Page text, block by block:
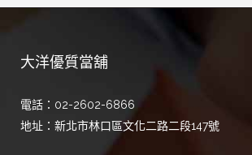
大洋優質當舖
電話：02-2602-6866
地址：新北市林口區文化二路二段147號